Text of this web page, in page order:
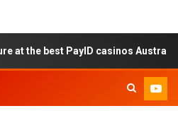
casinos Australia 2026: a step-by-